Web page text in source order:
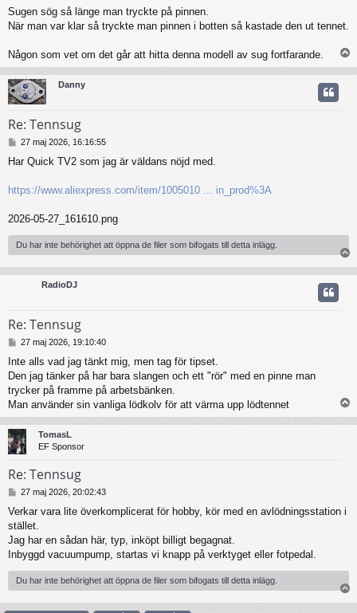
Sugen sög så länge man tryckte på pinnen.
När man var klar så tryckte man pinnen i botten så kastade den ut tennet.
Någon som vet om det går att hitta denna modell av sug fortfarande.
p
p
Danny
Re: Tennsug
l
g
27 maj 2026, 16:16:55
Har Quick TV2 som jag är väldans nöjd med.
https://www.aliexpress.com/item/1005010 ... in_prod%3A
2026-05-27_161610.png
Du har inte behörighet att öppna de filer som bifogats till detta inlägg.
p
p
RadioDJ
Re: Tennsug
l
ä
g
g
27 maj 2026, 19:10:40
Inte alls vad jag tänkt mig, men tag för tipset.
Den jag tänker på har bara slangen och ett "rör" med en pinne man
trycker på framme på arbetsbänken.
Man använder sin vanliga lödkolv för att värma upp lödtennet
p
p
TomasL
EF Sponsor
Re: Tennsug
l
ä
g
g
27 maj 2026, 20:02:43
Verkar vara lite överkomplicerat för hobby, kör med en avlödningsstation i
stället.
Jag har en sådan här, typ, inköpt billigt begagnat.
Inbyggd vacuumpump, startas vi knapp på verktyget eller fotpedal.
Du har inte behörighet att öppna de filer som bifogats till detta inlägg.
p